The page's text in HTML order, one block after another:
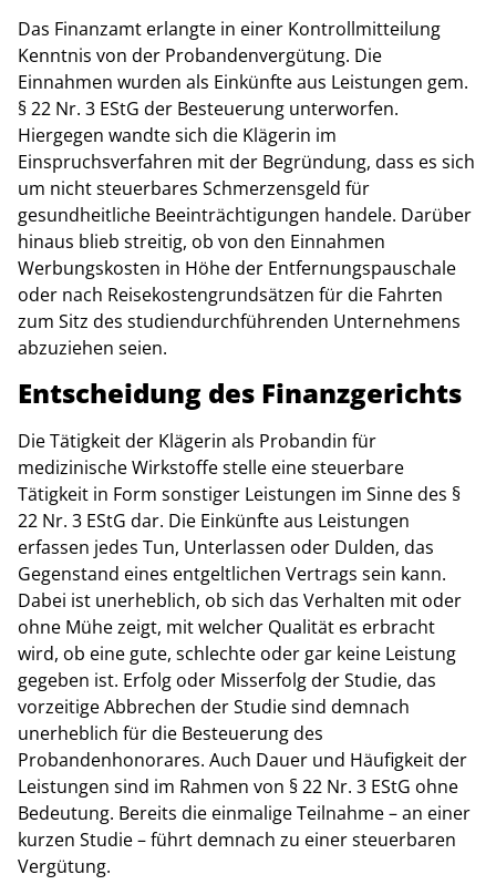
Das Finanzamt erlangte in einer Kontrollmitteilung
Kenntnis von der Probandenvergütung. Die
Einnahmen wurden als Einkünfte aus Leistungen gem.
§ 22 Nr. 3 EStG der Besteuerung unterworfen.
Hiergegen wandte sich die Klägerin im
Einspruchsverfahren mit der Begründung, dass es sich
um nicht steuerbares Schmerzensgeld für
gesundheitliche Beeinträchtigungen handele. Darüber
hinaus blieb streitig, ob von den Einnahmen
Werbungskosten in Höhe der Entfernungspauschale
oder nach Reisekostengrundsätzen für die Fahrten
zum Sitz des studiendurchführenden Unternehmens
abzuziehen seien.
Entscheidung des Finanzgerichts
Die Tätigkeit der Klägerin als Probandin für
medizinische Wirkstoffe stelle eine steuerbare
Tätigkeit in Form sonstiger Leistungen im Sinne des §
22 Nr. 3 EStG dar. Die Einkünfte aus Leistungen
erfassen jedes Tun, Unterlassen oder Dulden, das
Gegenstand eines entgeltlichen Vertrags sein kann.
Dabei ist unerheblich, ob sich das Verhalten mit oder
ohne Mühe zeigt, mit welcher Qualität es erbracht
wird, ob eine gute, schlechte oder gar keine Leistung
gegeben ist. Erfolg oder Misserfolg der Studie, das
vorzeitige Abbrechen der Studie sind demnach
unerheblich für die Besteuerung des
Probandenhonorares. Auch Dauer und Häufigkeit der
Leistungen sind im Rahmen von § 22 Nr. 3 EStG ohne
Bedeutung. Bereits die einmalige Teilnahme – an einer
kurzen Studie – führt demnach zu einer steuerbaren
Vergütung.